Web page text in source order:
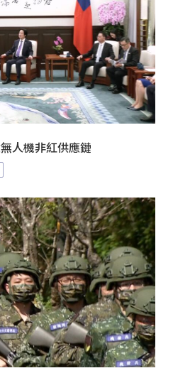
人機非紅供應鏈